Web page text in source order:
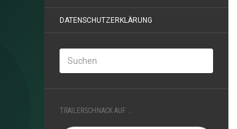
DATENSCHUTZERKLÄRUNG
TRAILERSCHNACK AUF ...